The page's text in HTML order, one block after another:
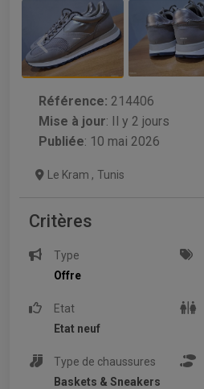
Référence: 214406
Mise à jour: Il y 2 jours
Publiée: 10 mai 2026
Le Kram , Tunis
Critères
Type
Offre
Etat
Etat neuf
Type de chaussures
Baskets & Sneakers